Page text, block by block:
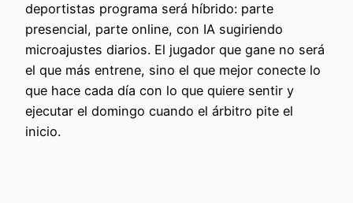
deportistas programa será híbrido: parte
presencial, parte online, con IA sugiriendo
microajustes diarios. El jugador que gane no será
el que más entrene, sino el que mejor conecte lo
que hace cada día con lo que quiere sentir y
ejecutar el domingo cuando el árbitro pite el
inicio.